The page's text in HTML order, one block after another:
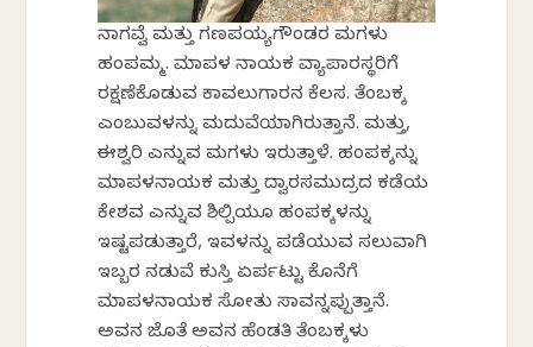
ನಾಗವ್ವೆ ಮತ್ತು ಗಣಪಯ್ಯಗೌಂಡರ ಮಗಳು
ಹಂಪಮ್ಮ. ಮಾಪಳ ನಾಯಕ ವ್ಯಾಪಾರಸ್ಥರಿಗೆ
ರಕ್ಷಣೆಕೊಡುವ ಕಾವಲುಗಾರನ ಕೆಲಸ. ತೆಂಬಕ್ಕ
ಎಂಬುವಳನ್ನು ಮದುವೆಯಾಗಿರುತ್ತಾನೆ. ಮತ್ತು,
ಈಶ್ವರಿ ಎನ್ನುವ ಮಗಳು ಇರುತ್ತಾಳೆ. ಹಂಪಕ್ಕನ್ನು
ಮಾಪಳನಾಯಕ ಮತ್ತು ದ್ವಾರಸಮುದ್ರದ ಕಡೆಯ
ಕೇಶವ ಎನ್ನುವ ಶಿಲ್ಪಿಯೂ ಹಂಪಕ್ಕಳನ್ನು
ಇಷ್ಟಪಡುತ್ತಾರೆ, ಇವಳನ್ನು ಪಡೆಯುವ ಸಲುವಾಗಿ
ಇಬ್ಬರ ನಡುವೆ ಕುಸ್ತಿ ಏರ್ಪಟ್ಟು ಕೊನೆಗೆ
ಮಾಪಳನಾಯಕ ಸೋತು ಸಾವನ್ನಪ್ಪುತ್ತಾನೆ.
ಅವನ ಜೊತೆ ಅವನ ಹೆಂಡತಿ ತೆಂಬಕ್ಕಳು